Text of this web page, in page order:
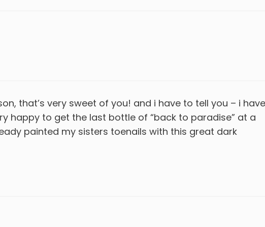
that’s very sweet of you! and i have to tell you – i have
happy to get the last bottle of “back to paradise” at a
painted my sisters toenails with this great dark